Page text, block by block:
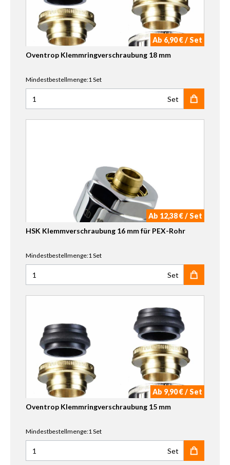
Ab 6,90 € / Set
Oventrop Klemmringverschraubung 18 mm
Mindestbestellmenge:1 Set
Anzahl für Oventrop Klemmringverschraubung 18 mm
Set
Ab 12,38 € / Set
HSK Klemmverschraubung 16 mm für PEX-Rohr
Mindestbestellmenge:1 Set
Anzahl für HSK Klemmverschraubung 16 mm für PEX-
Set
Ab 9,90 € / Set
Oventrop Klemmringverschraubung 15 mm
Mindestbestellmenge:1 Set
Anzahl für Oventrop Klemmringverschraubung 15 mm
Set